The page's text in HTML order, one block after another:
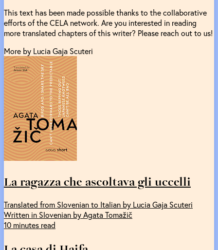
This text has been made possible thanks to the collaborative
efforts of the CELA network. Are you interested in reading
more translated chapters of this writer? Please reach out to us!
More by Lucia Gaja Scuteri
La ragazza che ascoltava gli uccelli
Translated from Slovenian to Italian by Lucia Gaja Scuteri
Written in Slovenian by Agata Tomažič
10 minutes read